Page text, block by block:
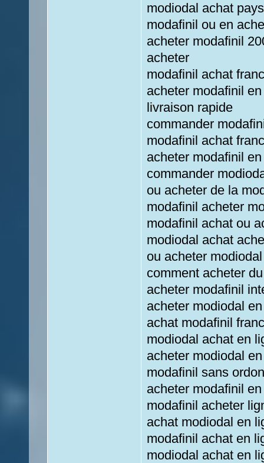
modiodal achat
modafinil ou en
acheter modafinil
acheter
modafinil achat
acheter modafinil
livraison rapide
commander
modafinil achat
acheter modafinil
commander
ou acheter de la
modafinil acheter
modafinil achat ou
modiodal achat
ou acheter
comment acheter
acheter modafinil
acheter modiodal
achat modafinil
modiodal achat en
acheter modiodal
modafinil sans
acheter modafinil
modafinil acheter
achat modiodal en
modafinil achat en
modiodal achat en